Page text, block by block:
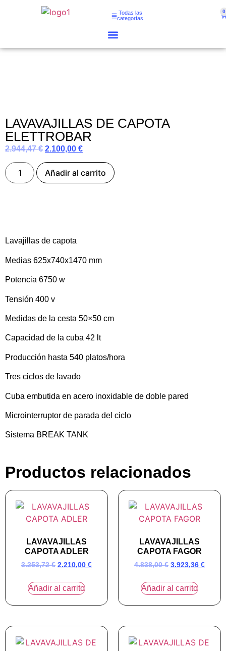
Todas las
categorías
0
LAVAVAJILLAS DE CAPOTA
ELETTROBAR
2.944,47€ 2.100,00 €
Añadir al carrito
Lavajillas de capota
Medias 625x740x1470 mm
Potencia 6750 w
Tensión 400 v
Medidas de la cesta 50×50 cm
Capacidad de la cuba 42 lt
Producción hasta 540 platos/hora
Tres ciclos de lavado
Cuba embutida en acero inoxidable de doble pared
Microinterruptor de parada del ciclo
Sistema BREAK TANK
Productos relacionados
LAVAVAJILLAS
CAPOTA ADLER
3.253,72€ 2.210,00 €
Añadir al carrito
LAVAVAJILLAS
CAPOTA FAGOR
4.838,00€ 3.923,36 €
Añadir al carrito